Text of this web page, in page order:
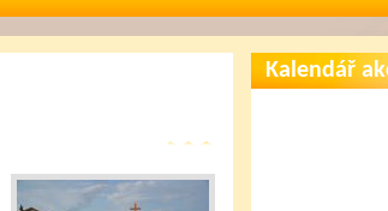
Kalendář